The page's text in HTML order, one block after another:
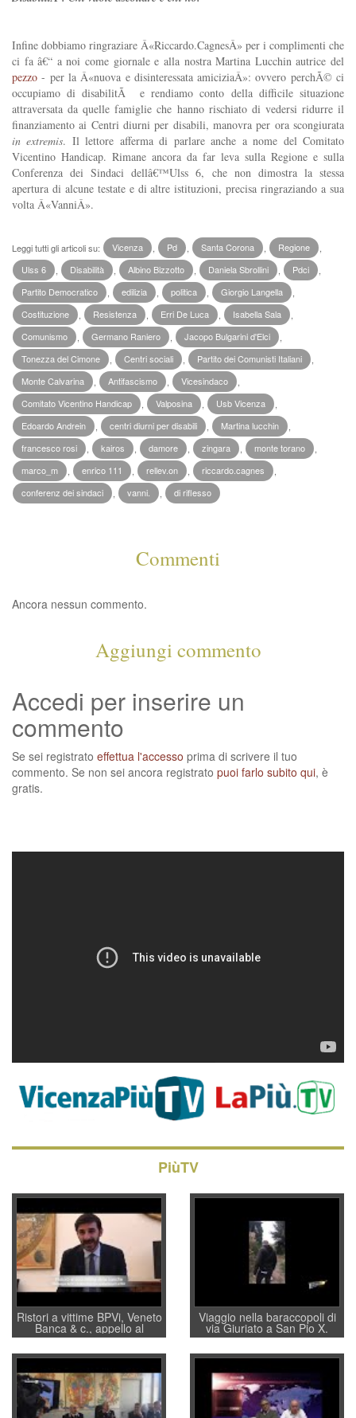
Infine dobbiamo ringraziare Â«Riccardo.CagnesÂ» per i complimenti che
ci fa â€“ a noi come giornale e alla nostra Martina Lucchin autrice del
pezzo - per la Â«nuova e disinteressata amiciziaÂ»: ovvero perchÃ© ci
occupiamo di disabilitÃ e rendiamo conto della difficile situazione
attraversata da quelle famiglie che hanno rischiato di vedersi ridurre il
finanziamento ai Centri diurni per disabili, manovra per ora scongiurata
in extremis. Il lettore afferma di parlare anche a nome del Comitato
Vicentino Handicap. Rimane ancora da far leva sulla Regione e sulla
Conferenza dei Sindaci dellâ€™Ulss 6, che non dimostra la stessa
apertura di alcune testate e di altre istituzioni, precisa ringraziando a sua
volta Â«VanniÂ».
Leggi tutti gli articoli su: Vicenza Pd Santa Corona Regione
Ulss 6
Disabilità Albino Bizzotto Daniela Sbrollini Pdci
Partito Democratico
edilizia politica Giorgio Langella
Costituzione
Resistenza Erri De Luca Isabella Sala
Comunismo
Germano Raniero Jacopo Bulgarini d'Elci
Tonezza del Cimone
Centri sociali Partito dei Comunisti Italiani
Monte Calvarina
Antifascismo Vicesindaco
Comitato Vicentino Handicap
Valposina Usb Vicenza
Edoardo Andrein
centri diurni per disabili Martina lucchin
francesco rosi
kairos damore zingara monte torano
marco_m
enrico 111 rellev.on riccardo.cagnes
conferenz dei sindaci
vanni. di riflesso
Commenti
Ancora nessun commento.
Aggiungi commento
Accedi per inserire un
commento
Se sei registrato effettua l'accesso prima di scrivere il tuo
commento. Se non sei ancora registrato puoi farlo subito qui, è
gratis.
PiùTV
Ristori a vittime BPVi, Veneto
Banca & c., appello al
sottosegretario Alessio
Villarosa: per mettere ordine
convochi con Di Maio CNCU
a supporto della cabina di
regia al Mef
Viaggio nella baraccopoli di
via Giuriato a San Pio X.
Vicenza ai Vicentini: “faremo
un regalo di Natale ai
residenti”